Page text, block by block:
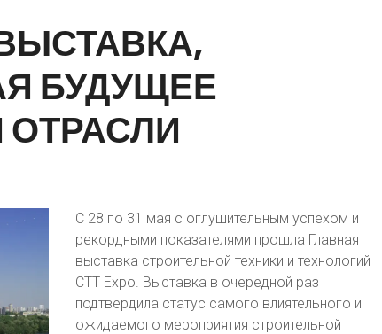
БУДУЩЕЕ
ОТРАСЛИ
С 28 по 31 мая с оглушительным успехом и
рекордными показателями прошла Главная
выставка строительной техники и технологий
CTT Expo. Выставка в очередной раз
подтвердила статус самого влиятельного и
ожидаемого мероприятия строительной